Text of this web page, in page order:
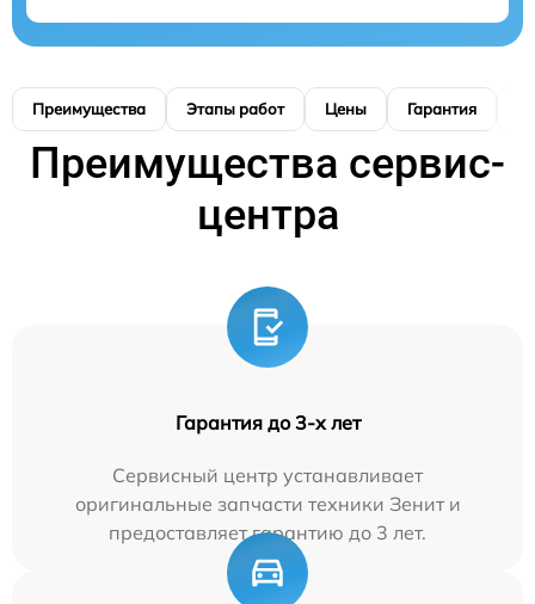
Преимущества Этапы работ Цены Гарантия
Преимущества сервис-
центра
Гарантия до 3-х лет
Сервисный центр устанавливает
оригинальные запчасти техники Зенит и
предоставляет гарантию до 3 лет.